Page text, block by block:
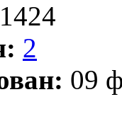
1424
2
09